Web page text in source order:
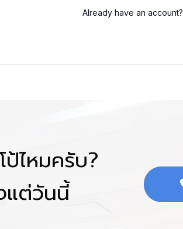
Already have an account?
ไหมครับ?
แต่วันนี้